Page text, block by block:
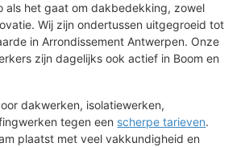
als het gaat om dakbedekking, zowel
Wij zijn ondertussen uitgegroeid tot
in Arrondissement Antwerpen. Onze
zijn dagelijks ook actief in Boom en
dakwerken, isolatiewerken,
tegen een scherpe tarieven.
plaatst met veel vakkundigheid en